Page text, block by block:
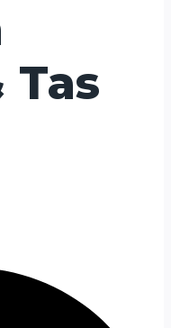
Tas